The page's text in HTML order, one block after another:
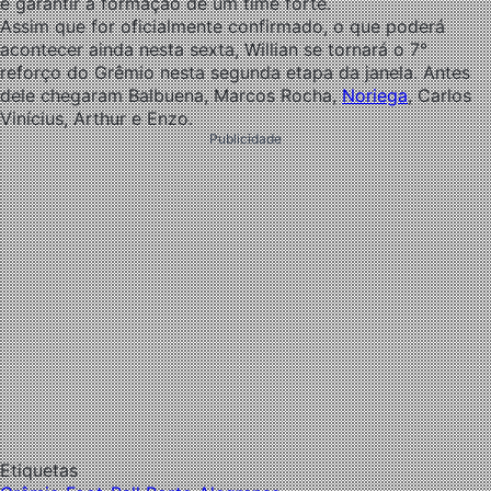
Assim que for oficialmente confirmado, o que poderá
acontecer ainda nesta sexta, Willian se tornará o 7°
reforço do Grêmio nesta segunda etapa da janela. Antes
dele chegaram Balbuena, Marcos Rocha,Noriega, Carlos
Vinícius, Arthur e Enzo.
Publicidade
Etiquetas